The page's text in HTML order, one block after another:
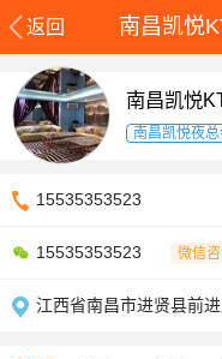
返回 南昌凯悦
南昌凯悦
南昌凯悦夜
15535353523
15535353523 微信
江西省南昌市进贤县前